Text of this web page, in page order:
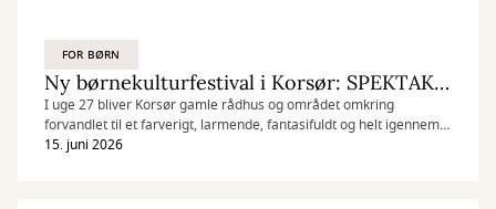
FOR BØRN
Ny børnekulturfestival i Korsør: SPEKTAKEL!
I uge 27 bliver Korsør gamle rådhus og området omkring
forvandlet til et farverigt, larmende, fantasifuldt og helt igennem
vidunderligt kaos – på den bedst tænkelige måde. Her er det
15. juni 2026